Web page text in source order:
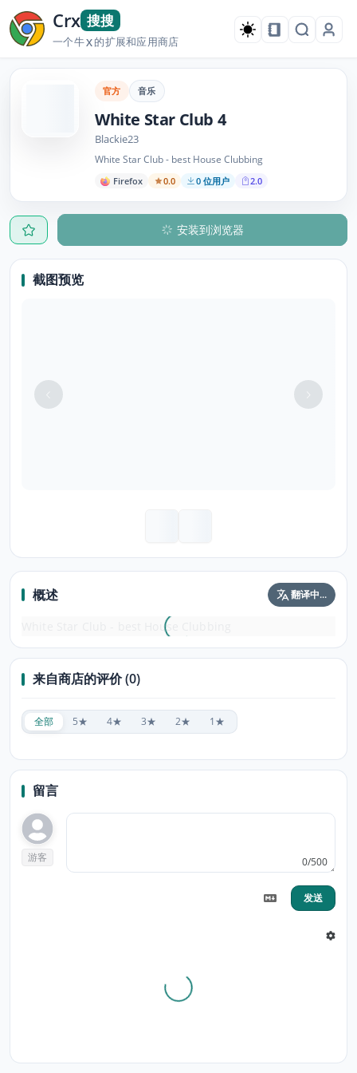
Crx 搜搜
一个牛X的扩展和应用商店
官方 音乐
White Star Club 4
Blackie23
White Star Club - best House Clubbing
Firefox 0.0 0 位用户 2.0
安装到浏览器
截图预览
概述 翻译中...
White Star Club - best House Clubbing
来自商店的评价 (0)
全部 5★ 4★ 3★ 2★ 1★
留言
游客 0/500
发送